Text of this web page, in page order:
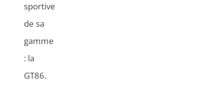
sportive
de sa
gamme
: la
GT86.